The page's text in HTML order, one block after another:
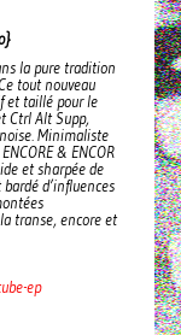
la pure tradition
tout nouveau
et taillé pour le
Ctrl Alt Supp,
Minimaliste
& ENCOR
et sharpée de
d’influences
transe, encore et
ep